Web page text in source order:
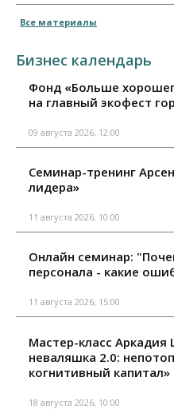
Все материалы
Бизнес календарь
Фонд «Больше
на главный экофест
09 августа 2026, 12:00
Семинар-тренинг
лидера»
11 августа 2026, 10:00
Онлайн семинар:
персонала - какие
11 августа 2026, 15:00
Мастер-класс Аркадия
неваляшка 2.0:
когнитивный капитал»
18 августа 2026, 10:00